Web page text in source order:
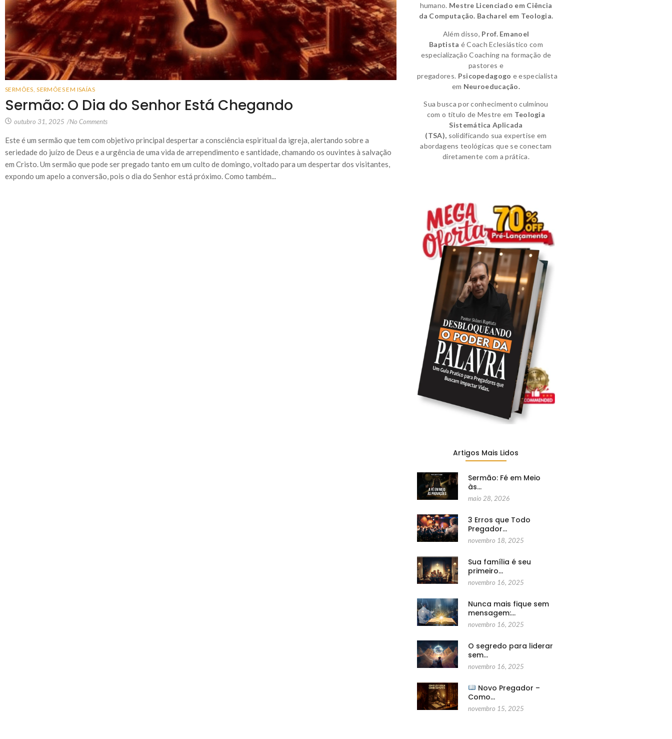
SERMÕES, SERMÕES EM ISAÍAS
Sermão: O Dia do Senhor Está Chegando
outubro 31, 2025 /No Comments
Este é um sermão que tem com objetivo principal despertar a consciência espiritual da igreja, alertando sobre a
seriedade do juízo de Deus e a urgência de uma vida de arrependimento e santidade, chamando os ouvintes à salvação
em Cristo. Um sermão que pode ser pregado tanto em um culto de domingo, voltado para um despertar dos visitantes,
expondo um apelo a conversão, pois o dia do Senhor está próximo. Como também...
humano. Mestre Licenciado em Ciência
da Computação. Bacharel em Teologia.
Além disso, Prof. Emanoel
Baptista éCoach Eclesiástico com
especialização Coaching na formação de
pastores e
pregadores. Psicopedagogo eespecialista
em Neuroeducação.
Sua busca por conhecimento culminou
com o título de Mestre em Teologia
Sistemática Aplicada
(TSA), solidificando sua expertise em
abordagens teológicas que se conectam
diretamente com a prática.
Artigos Mais Lidos
Sermão: Fé em Meio
às…
maio 28, 2026
3 Erros que Todo
Pregador…
novembro 18, 2025
Sua família é seu
primeiro…
novembro 16, 2025
Nunca mais fique sem
mensagem:…
novembro 16, 2025
O segredo para liderar
sem…
novembro 16, 2025
Novo Pregador –
Como…
novembro 15, 2025